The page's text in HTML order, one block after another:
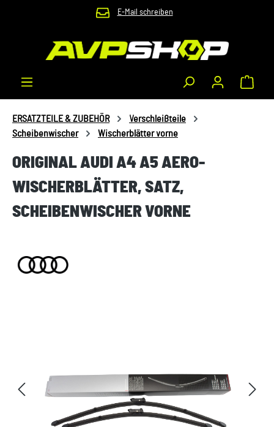
Zum Hauptinhalt springen E-Mail schreiben
ERSATZTEILE & ZUBEHÖR
Verschleißteile
Scheibenwischer
Wischerblätter vorne
ORIGINAL AUDI A4 A5 AERO-
WISCHERBLÄTTER, SATZ,
SCHEIBENWISCHER VORNE